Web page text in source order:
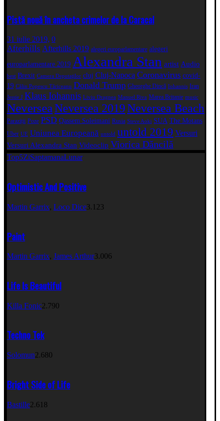
Pistă nouă în ancheta crimelor de la Caracal
31 iulie 2019, 0
Afterhills Afterhills 2019 alegeri europarlamentare alegeri
europarlamentare 2019 Alexandra Stan artist Audio
best Brexit Camera Deputaţilor cluj Cluj-Napoca Coronavirus covid-
19 Călin Popescu Tăriceanu Donald Trump Gheorghe Dincă Iohannis Iran
Jessie J Klaus Iohannis Liviu Dragnea Manuel Riva Marea Britanie music
NeverseaNeversea 2019Neversea Beach
Paraziții Poze PSD Qassem Soleimani Rusia Steve Aoki SUA The Motans
Uber UE Uniunea Europeană untold untold 2019 Versuri
Versuri Alexandra Stan Videoclip Viorica Dăncilă
Top5ZiSaptamanaLunar
Optimistic And Positive
Martin Garrix, Loco Dice3.123
Paint
Martin Garrix, James Arthur3.006
Life Is Beautiful
Killa Fonic2.790
Techno Tek
Solomun2.680
Bright Side of Life
Bastille2.618